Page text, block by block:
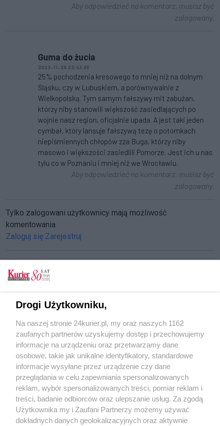
Aby odpowiedzieć na komentarz, musisz być
zalogowany.
Guma do żucia
2023-11-26 22:43:36
25% pochodzenia kresowego to mniej niż na dolnym
Śląsku, czy w Lubuskiem, a porównywalnie z
Wielkopolską. Tym samym fałszywy mit zabużan,
którzy niby stanowili większość zasiedlających po
wojnie nasz region, oficjalnie upada. A jest taki jeden
cymbał, który lansuje fałszywą tezę o potomkach
niepiśmiennych chłopów zza Buga, którzy niby
masowo i większości zasiedlili Pomorze. Jest ich u nas
tylu co w Poznaniu i mniej niż we Wrocławiu.
Aby odpowiedzieć na komentarz, musisz być
zalogowany.
Tylko zalogowani użytkownicy mają możliwość
komentowania
Zaloguj się Zarejestruj
Zaduszki kresowe
Pogoń też pomaga Kresowiakom
Kaziuki w mieście nad Regą
POGODA
17℃
Zobacz prognozę na 3 dni
Drogi Użytkowniku,
Na naszej stronie 24kurier.pl, my oraz naszych 1162
zaufanych partnerów uzyskujemy dostęp i przechowujemy
informacje na urządzeniu oraz przetwarzamy dane
osobowe, takie jak unikalne identyfikatory, standardowe
informacje wysyłane przez urządzenie czy dane
przeglądania w celu zapewniania spersonalizowanych
reklam, wybór spersonalizowanych treści, pomiar reklam i
treści, badanie odbiorców oraz ulepszanie usług. Za zgodą
Użytkownika my i Zaufani Partnerzy możemy używać
dokładnych danych geolokalizacyjnych oraz aktywnie